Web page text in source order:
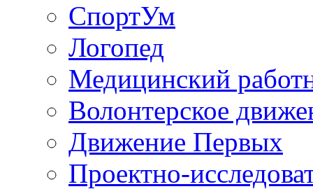
СпортУм
Логопед
Медицинский
Волонтерское
Движение Первых
Проектно-